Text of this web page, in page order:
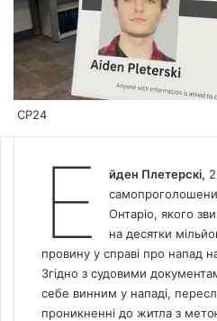
СP24
Е йден Плетерскі,
Онтаріо, якого
на десятки
провину у справі про напад
Згідно з судовими
себе винним у нападі,
проникненні до житла з